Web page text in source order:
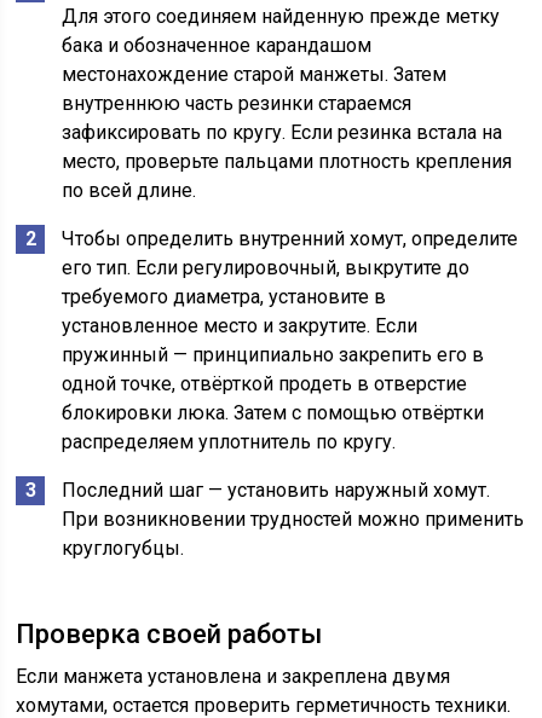
Для этого соединяем найденную прежде метку
бака и обозначенное карандашом
местонахождение старой манжеты. Затем
внутреннюю часть резинки стараемся
зафиксировать по кругу. Если резинка встала на
место, проверьте пальцами плотность крепления
по всей длине.
Чтобы определить внутренний хомут, определите
его тип. Если регулировочный, выкрутите до
требуемого диаметра, установите в
установленное место и закрутите. Если
пружинный — принципиально закрепить его в
одной точке, отвёрткой продеть в отверстие
блокировки люка. Затем с помощью отвёртки
распределяем уплотнитель по кругу.
Последний шаг — установить наружный хомут.
При возникновении трудностей можно применить
круглогубцы.
Проверка своей работы
Если манжета установлена и закреплена двумя
хомутами, остается проверить герметичность техники.